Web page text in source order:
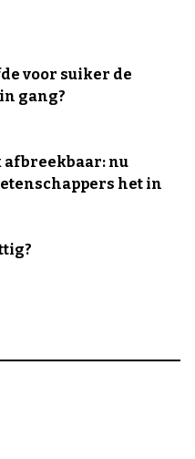
voor suiker de
gang?
afbreekbaar: nu
het in